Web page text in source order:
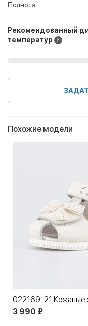
Полнота
Рекомендованный
температур
Похожие модели
3 990 ₽